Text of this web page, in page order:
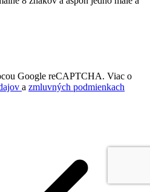
Google reCAPTCHA. Viac o
a zmluvných podmienkach